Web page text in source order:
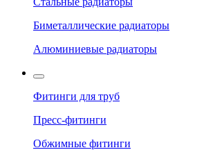
Биметаллические радиаторы
Алюминиевые радиаторы
Фитинги для труб
Пресс-фитинги
Обжимные фитинги